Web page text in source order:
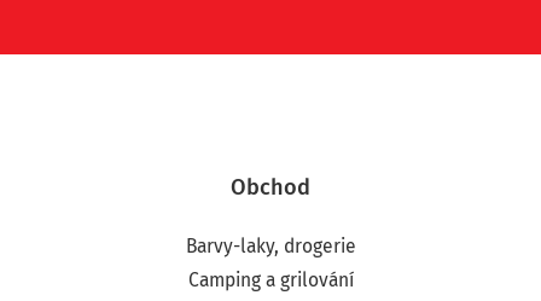
Obchod
Barvy-laky, drogerie
Camping a grilování